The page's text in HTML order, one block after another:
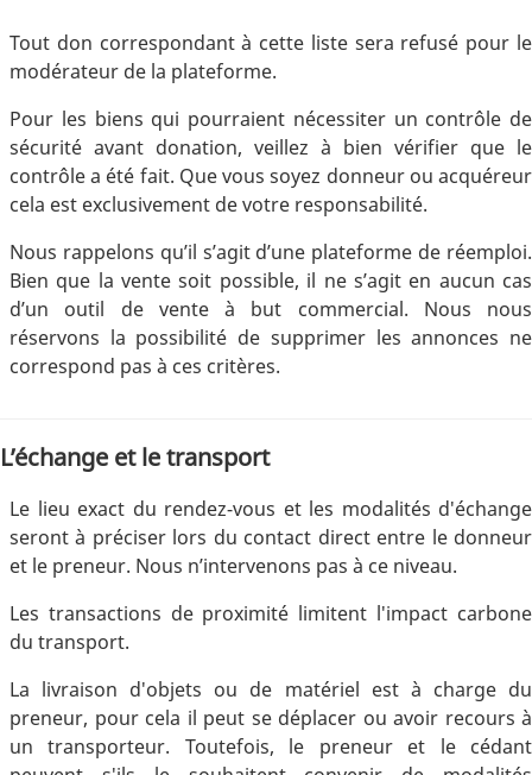
Tout don correspondant à cette liste sera refusé pour le
modérateur de la plateforme.
Pour les biens qui pourraient nécessiter un contrôle de
sécurité avant donation, veillez à bien vérifier que le
contrôle a été fait. Que vous soyez donneur ou acquéreur
cela est exclusivement de votre responsabilité.
Nous rappelons qu’il s’agit d’une plateforme de réemploi.
Bien que la vente soit possible, il ne s’agit en aucun cas
d’un outil de vente à but commercial. Nous nous
réservons la possibilité de supprimer les annonces ne
correspond pas à ces critères.
L’échange et le transport
Le lieu exact du rendez-vous et les modalités d'échange
seront à préciser lors du contact direct entre le donneur
et le preneur. Nous n’intervenons pas à ce niveau.
Les transactions de proximité limitent l'impact carbone
du transport.
La livraison d'objets ou de matériel est à charge du
preneur, pour cela il peut se déplacer ou avoir recours à
un transporteur. Toutefois, le preneur et le cédant